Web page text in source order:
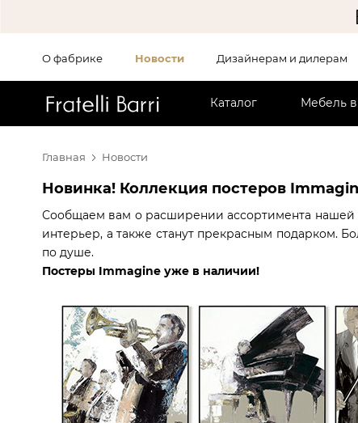
О фабрике Новости Дизайнерам и дилерам
Каталог Мебель
Главная Новости
Новинка! Коллекция постеров
Сообщаем вам о расширении ассортимента
интерьер, а также станут прекрасным подарком.
по душе.
Постеры Immagine уже в наличии!